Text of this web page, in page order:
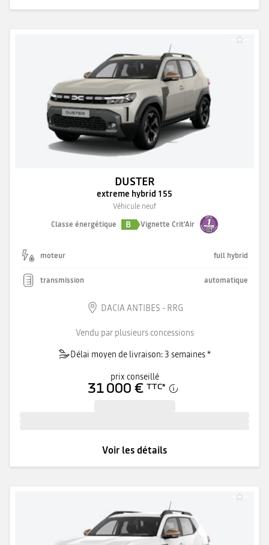
DUSTER
extreme hybrid 155
Véhicule neuf
Classe énergétique
B Vignette Crit'Air
moteur full hybrid
transmission automatique
DACIA ANTIBES - RRG
Vendu par plusieurs concessions
Délai moyen de livraison: 3 semaines *
prix conseillé
31 000 € TTC*
Voir les détails